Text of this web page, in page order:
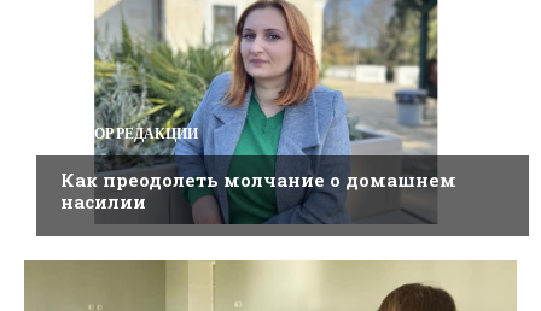
ВЫБОР РЕДАКЦИИ
Как преодолеть молчание о домашнем
насилии